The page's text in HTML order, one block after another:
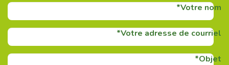
Votre nom
Votre adresse de courriel
Objet